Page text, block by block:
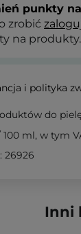
punkty
zrobić
na produkty.
i polityka
do
100 ml, w tym
26926
Inni